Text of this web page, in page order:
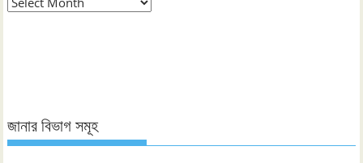
জানার বিভাগ সমূহ